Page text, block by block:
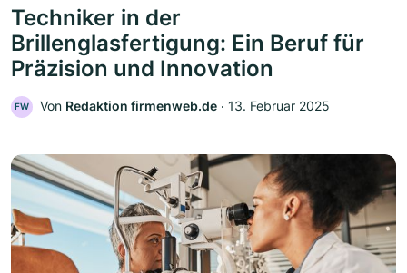
Techniker in der
Brillenglasfertigung: Ein Beruf für
Präzision und Innovation
FW Von Redaktion firmenweb.de ‧ 13. Februar 2025